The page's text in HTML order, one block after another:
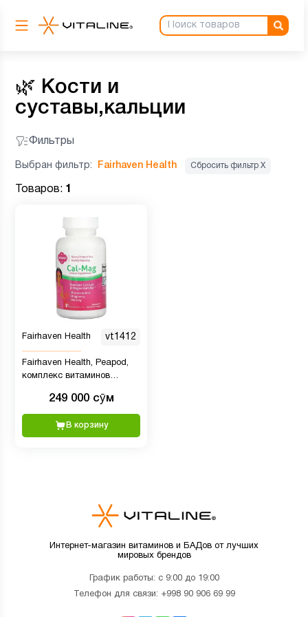
🌿 Кости и
суставы,кальции
Фильтры
Выбран фильтр: Fairhaven Health Сбросить фильтр Х
Товаров: 1
Fairhaven Health vt1412
Fairhaven Health, Peapod,
комплекс витаминов
249 000 сӯм
В корзину
Интернет-магазин витаминов и БАДов от лучших
мировых брендов
График работы: с 9:00 до 19:00
Телефон для связи: +998 90 906 69 99